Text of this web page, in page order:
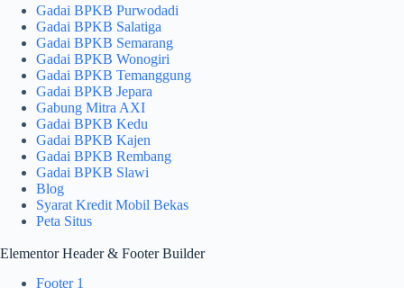
Gadai BPKB Purwodadi
Gadai BPKB Salatiga
Gadai BPKB Semarang
Gadai BPKB Wonogiri
Gadai BPKB Temanggung
Gadai BPKB Jepara
Gabung Mitra AXI
Gadai BPKB Kedu
Gadai BPKB Kajen
Gadai BPKB Rembang
Gadai BPKB Slawi
Blog
Syarat Kredit Mobil Bekas
Peta Situs
Elementor Header & Footer Builder
Footer 1